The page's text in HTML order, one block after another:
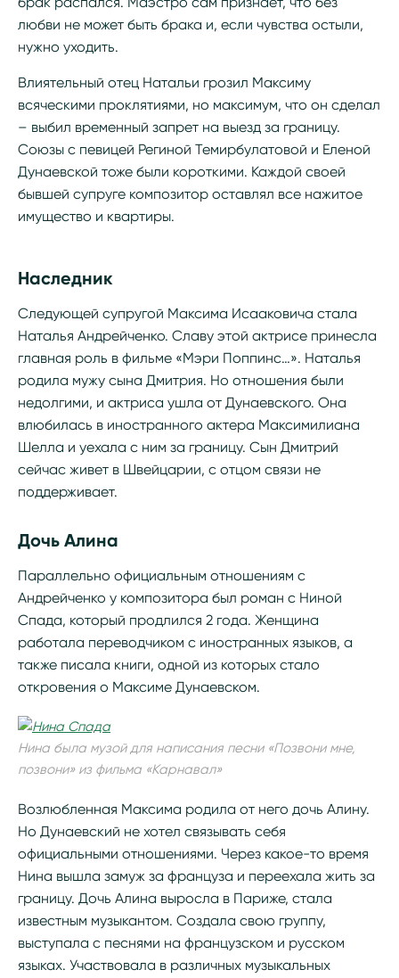
любви не может быть брака и, если чувства остыли,
нужно уходить.
Влиятельный отец Натальи грозил Максиму
всяческими проклятиями, но максимум, что он сделал
– выбил временный запрет на выезд за границу.
Союзы с певицей Региной Темирбулатовой и Еленой
Дунаевской тоже были короткими. Каждой своей
бывшей супруге композитор оставлял все нажитое
имущество и квартиры.
Наследник
Следующей супругой Максима Исааковича стала
Наталья Андрейченко. Славу этой актрисе принесла
главная роль в фильме «Мэри Поппинс…». Наталья
родила мужу сына Дмитрия. Но отношения были
недолгими, и актриса ушла от Дунаевского. Она
влюбилась в иностранного актера Максимилиана
Шелла и уехала с ним за границу. Сын Дмитрий
сейчас живет в Швейцарии, с отцом связи не
поддерживает.
Дочь Алина
Параллельно официальным отношениям с
Андрейченко у композитора был роман с Ниной
Спада, который продлился 2 года. Женщина
работала переводчиком с иностранных языков, а
также писала книги, одной из которых стало
откровения о Максиме Дунаевском.
Нина была музой для написания песни «Позвони мне,
позвони» из фильма «Карнавал»
Возлюбленная Максима родила от него дочь Алину.
Но Дунаевский не хотел связывать себя
официальными отношениями. Через какое-то время
Нина вышла замуж за француза и переехала жить за
границу. Дочь Алина выросла в Париже, стала
известным музыкантом. Создала свою группу,
выступала с песнями на французском и русском
языках. Участвовала в различных музыкальных